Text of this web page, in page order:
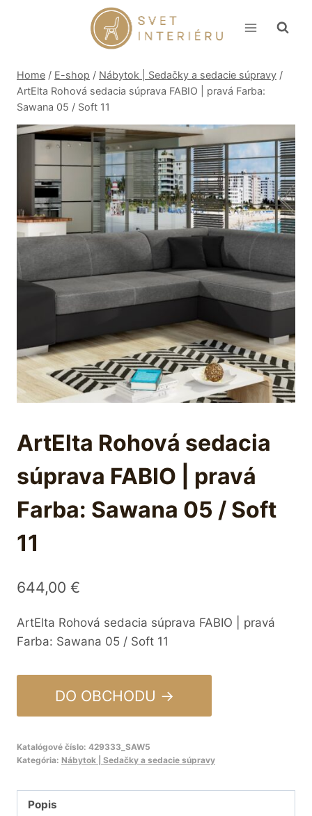
Home / E-shop / Nábytok | Sedačky a sedacie súpravy /
ArtElta Rohová sedacia súprava FABIO | pravá Farba:
Sawana 05 / Soft 11
ArtElta Rohová sedacia
súprava FABIO | pravá
Farba: Sawana 05 / Soft
11
644,00 €
ArtElta Rohová sedacia súprava FABIO | pravá
Farba: Sawana 05 / Soft 11
DO OBCHODU →
Katalógové číslo: 429333_SAW5
Kategória: Nábytok | Sedačky a sedacie súpravy
Popis